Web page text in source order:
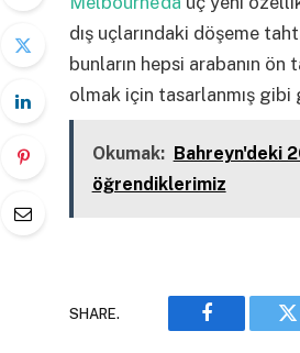
dış uçlarındaki döşeme
bunların hepsi arabanın ön
olmak için tasarlanmış gibi
Okumak: Bahreyn'deki
öğrendiklerimiz
SHARE.
Facebook